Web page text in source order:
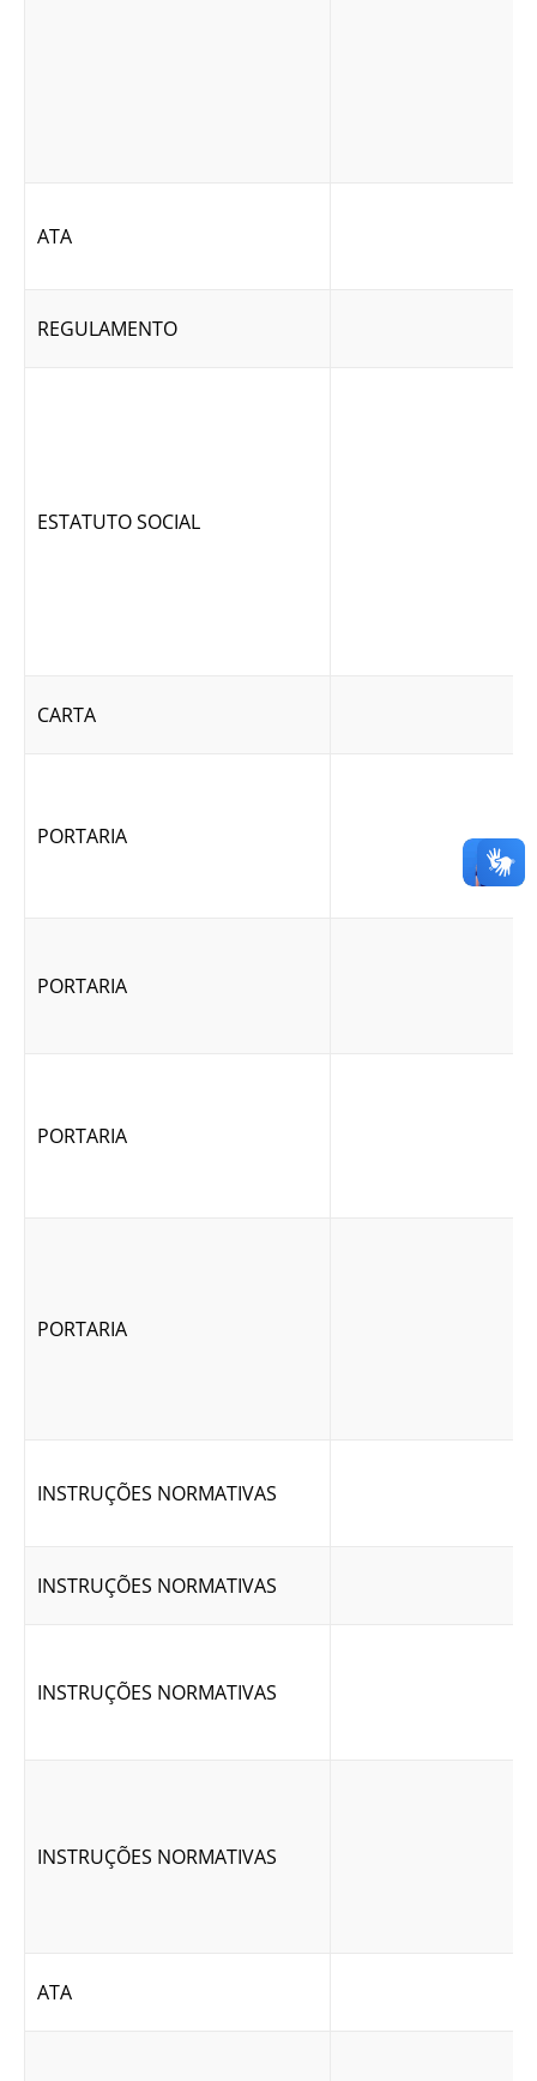
ATA
REGULAMENTO
ESTATUTO SOCIAL
CARTA
PORTARIA
PORTARIA
PORTARIA
PORTARIA
INSTRUÇÕES NORMATIVAS
INSTRUÇÕES NORMATIVAS
INSTRUÇÕES NORMATIVAS
INSTRUÇÕES NORMATIVAS
ATA